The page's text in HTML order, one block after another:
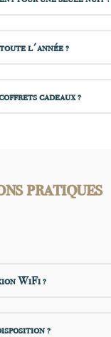
l'année ?
cadeaux ?
pratiques
WiFi ?
?